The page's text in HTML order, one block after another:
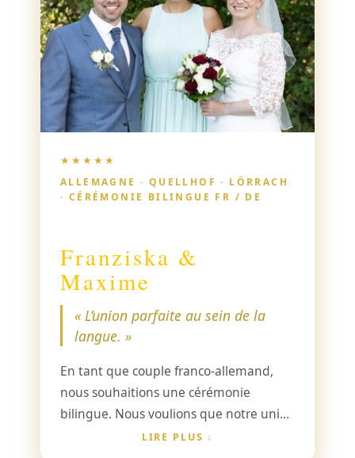
★★★★★
ALLEMAGNE · QUELLHOF · LÖRRACH
· CÉRÉMONIE BILINGUE FR / DE
Franziska &
Maxime
« L’union parfaite au sein de la
langue. »
En tant que couple franco-allemand,
nous souhaitions une cérémonie
bilingue. Nous voulions que notre union
se fonde également dans la langue.
LIRE PLUS